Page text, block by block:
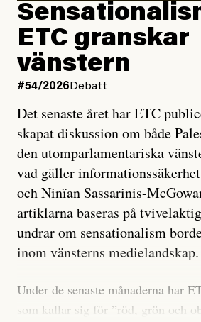
ETC granskar
vänstern
#54/2026 Debatt
Det senaste året har ETC
skapat diskussion om både
den utomparlamentariska
vad gäller
och Ninïan Sassarinis-
artiklarna baseras på
undrar om sensationalism
inom vänsterns medielandskap.
Under de senaste månaderna har
som kallar sig för ”röd, grön och